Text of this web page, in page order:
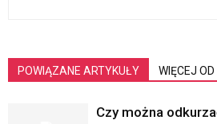
POWIĄZANE ARTYKUŁY WIĘCEJ
Czy można